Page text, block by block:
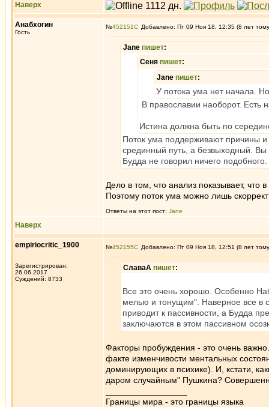
Наверх
Анабхогин
Гость
№452151 Добавлено: Пт 09 Ноя 18, 12:35 (8 лет
Jane пишет:
Сеня пишет:
Jane пишет:
У потока ума нет начала.
В православии наоборот. Есть
Истина должна быть по
Поток ума поддерживают причины и
срединный путь, а безвыходный. Вы
Будда не говорил ничего подобного.
Дело в том, что анализ показывает, что
Поэтому поток ума можно лишь
Ответы на этот пост: Jane
Наверх
empiriocritic_1900
Зарегистрирован:
26.06.2017
Суждений: 8733
№452155 Добавлено: Пт 09 Ноя 18, 12:51 (8 лет
СлаваА пишет:
Все это очень хорошо. Особенно
мелью и тонущим". Наверное все в
приводит к пассивности, а Будда
заключаются в этом пассивном
Факторы пробуждения - это очень
факте изменчивости ментальных
доминирующих в психике). И, кстати,
даром случайным" Пушкина?
Границы мира - это границы языка